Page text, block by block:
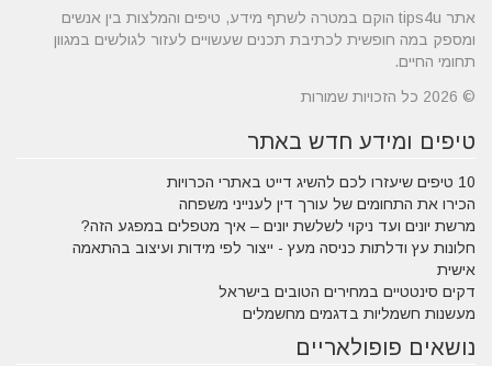
אתר tips4u הוקם במטרה לשתף מידע, טיפים והמלצות בין אנשים
ומספק במה חופשית לכתיבת תכנים שעשויים לעזור לגולשים במגוון
תחומי החיים.
© 2026 כל הזכויות שמורות
טיפים ומידע חדש באתר
10 טיפים שיעזרו לכם להשיג דייט באתרי הכרויות
הכירו את התחומים של עורך דין לענייני משפחה
מרשת יונים ועד ניקוי לשלשת יונים – איך מטפלים במפגע הזה?
חלונות עץ ודלתות כניסה מעץ - ייצור לפי מידות ועיצוב בהתאמה
אישית
דקים סינטטיים במחירים הטובים בישראל
מעשנות חשמליות בדגמים מחשמלים
נושאים פופולאריים